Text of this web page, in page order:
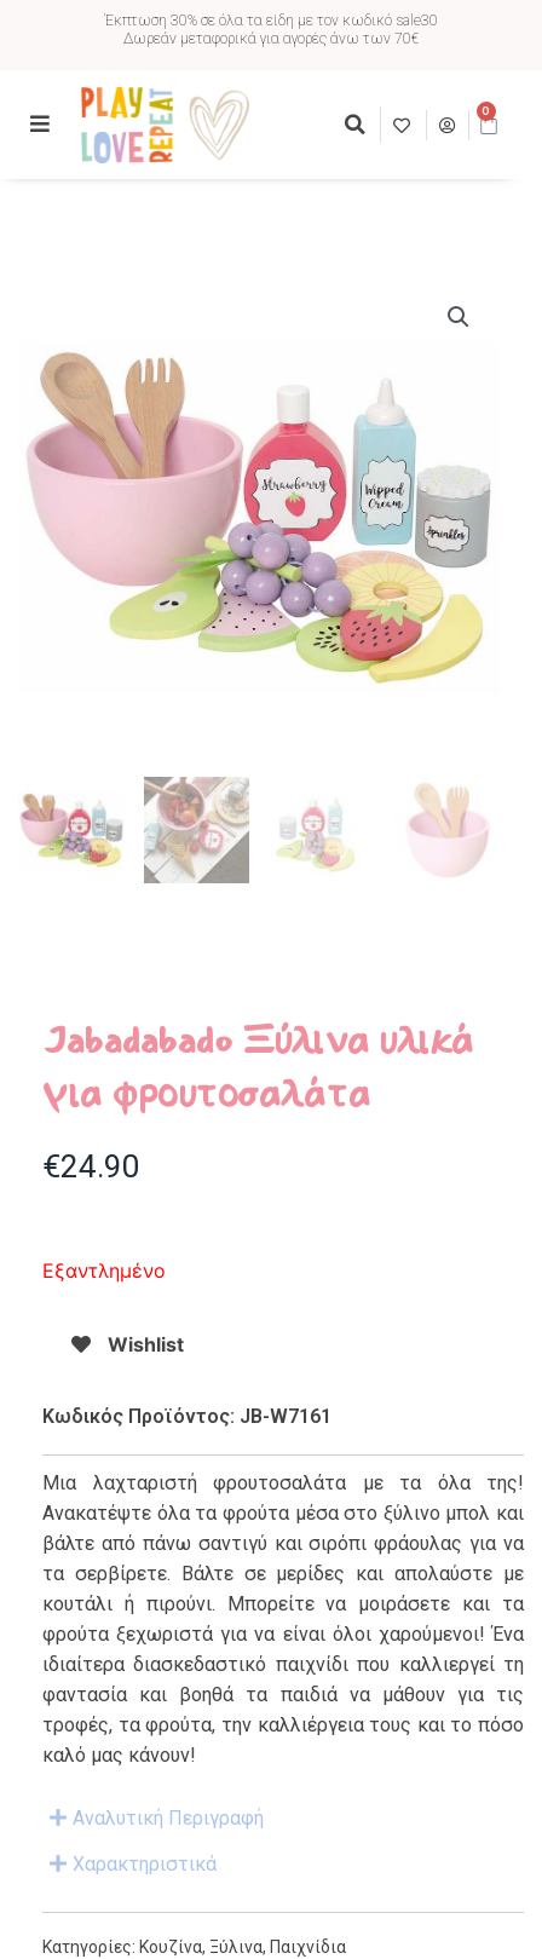
Έκπτωση 30% σε όλα τα είδη με τον κωδικό sale30
Δωρεάν μεταφορικά για αγορές άνω των 70€
0
Jabadabado Ξύλινα υλικά
για φρουτοσαλάτα
€24.90
Εξαντλημένο
Wishlist
Κωδικός Προϊόντος: JB-W7161
Μια λαχταριστή φρουτοσαλάτα με τα όλα της!
Ανακατέψτε όλα τα φρούτα μέσα στο ξύλινο μπολ και
βάλτε από πάνω σαντιγύ και σιρόπι φράουλας για να
τα σερβίρετε. Βάλτε σε μερίδες και απολαύστε με
κουτάλι ή πιρούνι. Μπορείτε να μοιράσετε και τα
φρούτα ξεχωριστά για να είναι όλοι χαρούμενοι! Ένα
ιδιαίτερα διασκεδαστικό παιχνίδι που καλλιεργεί τη
φαντασία και βοηθά τα παιδιά να μάθουν για τις
τροφές, τα φρούτα, την καλλιέργεια τους και το πόσο
καλό μας κάνουν!
Αναλυτική Περιγραφή
Χαρακτηριστικά
Κατηγορίες: Κουζίνα, Ξύλινα, Παιχνίδια